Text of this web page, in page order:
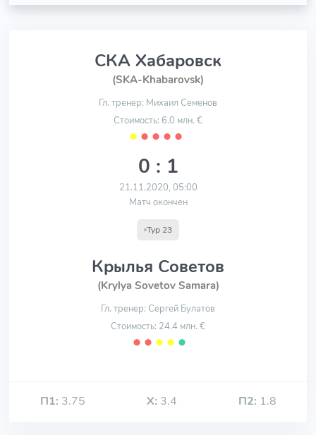
СКА Хабаровск
(SKA-Khabarovsk)
Гл. тренер: Михаил Семенов
Стоимость: 6.0 млн. €
⬤ ⬤ ⬤ ⬤ ⬤
0 : 1
21.11.2020, 05:00
Матч окончен
Тур 23
Крылья Советов
(Krylya Sovetov Samara)
Гл. тренер: Сергей Булатов
Стоимость: 24.4 млн. €
⬤ ⬤ ⬤ ⬤ ⬤
П1: 3.75 Х: 3.4 П2: 1.8